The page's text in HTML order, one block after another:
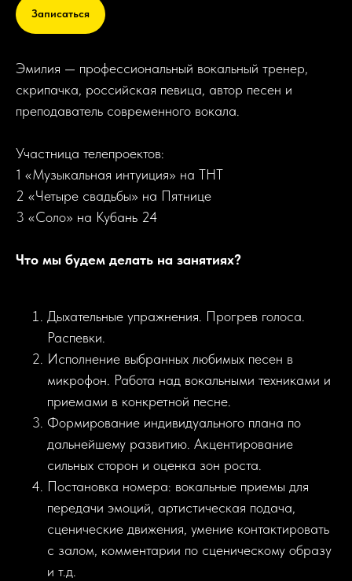
Записаться
Эмилия — профессиональный вокальный тренер,
скрипачка, российская певица, автор песен и
преподаватель современного вокала.
Участница телепроектов:
1 «Музыкальная интуиция» на ТНТ
2 «Четыре свадьбы» на Пятнице
3 «Соло» на Кубань 24
Что мы будем делать на занятиях?
Дыхательные упражнения. Прогрев голоса.
Распевки.
Исполнение выбранных любимых песен в
микрофон. Работа над вокальными техниками и
приемами в конкретной песне.
Формирование индивидуального плана по
дальнейшему развитию. Акцентирование
сильных сторон и оценка зон роста.
Постановка номера: вокальные приемы для
передачи эмоций, артистическая подача,
сценические движения, умение контактировать
с залом, комментарии по сценическому образу
и т.д.